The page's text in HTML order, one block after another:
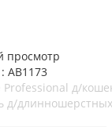
просмотр
АВ1173
Professional д/
д/длинношерстных